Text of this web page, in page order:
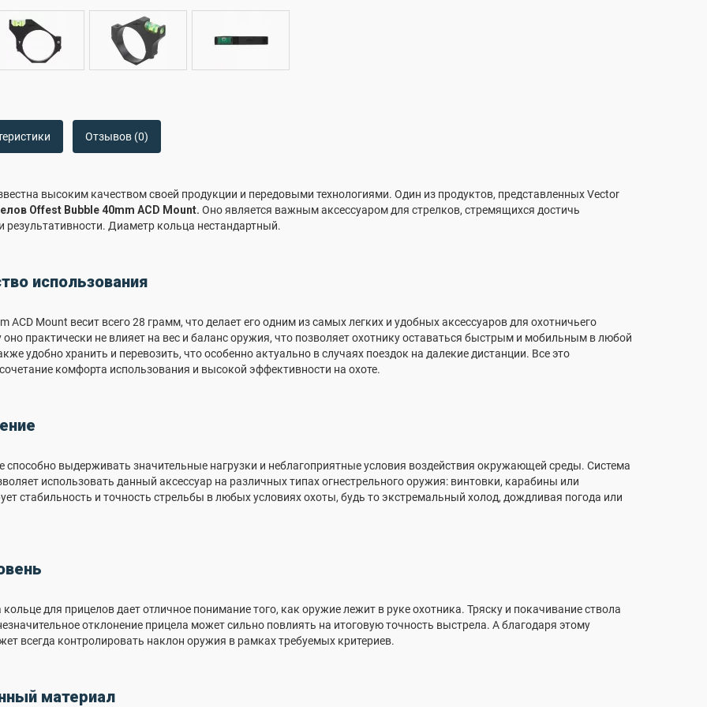
Отзывов (0)
высоким качеством своей продукции и передовыми технологиями. Один из продуктов, представленных Vector
Offest Bubble 40mm ACD Mount. Оно является важным аксессуаром для стрелков, стремящихся достичь
результативности. Диаметр кольца нестандартный.
использования
ACD Mount весит всего 28 грамм, что делает его одним из самых легких и удобных аксессуаров для охотничьего
практически не влияет на вес и баланс оружия, что позволяет охотнику оставаться быстрым и мобильным в любой
удобно хранить и перевозить, что особенно актуально в случаях поездок на далекие дистанции. Все это
комфорта использования и высокой эффективности на охоте.
способно выдерживать значительные нагрузки и неблагоприятные условия воздействия окружающей среды. Система
использовать данный аксессуар на различных типах огнестрельного оружия: винтовки, карабины или
стабильность и точность стрельбы в любых условиях охоты, будь то экстремальный холод, дождливая погода или
для прицелов дает отличное понимание того, как оружие лежит в руке охотника. Тряску и покачивание ствола
отклонение прицела может сильно повлиять на итоговую точность выстрела. А благодаря этому
всегда контролировать наклон оружия в рамках требуемых критериев.
материал